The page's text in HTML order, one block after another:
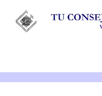
contenido